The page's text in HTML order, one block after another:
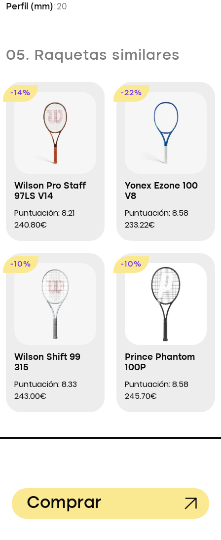
Perfil (mm): 20
05. Raquetas similares
-14%
Wilson Pro Staff
97LS V14
Puntuación: 8.21
240.80€
-22%
Yonex Ezone 100
V8
Puntuación: 8.58
233.22€
-10%
Wilson Shift 99
315
Puntuación: 8.33
243.00€
-10%
Prince Phantom
100P
Puntuación: 8.58
245.70€
Comprar